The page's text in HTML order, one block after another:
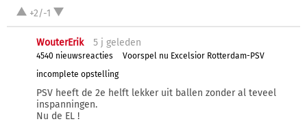
+2/-1
WouterErik 5 j geleden
4540 nieuwsreacties
Voorspel nu Excelsior Rotterdam-PSV
incomplete opstelling
PSV heeft de 2e helft lekker uit ballen zonder al teveel
inspanningen.
Nu de EL !